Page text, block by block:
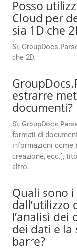
Posso
Cloud per
sia 1D che
Sì,
che 2D.
estrarre
documenti?
Sì,
formati di
informazioni come
creazione, ecc.),
altro.
Quali sono
dall’utilizzo
l’analisi dei
dei dati e la
barre?